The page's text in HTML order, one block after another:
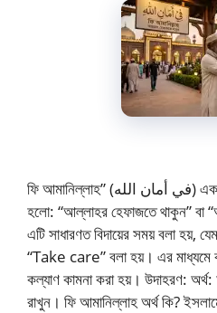
ফি আমানিল্লাহ” (في أمان الله) একটি আরবি বাক্যাংশ। এর অর্থ
হলো: “আল্লাহর হেফাজতে থাকুন” বা
এটি সাধারণত বিদায়ের সময় বলা হয়,
“Take care” বলা হয়। এর মাধ্যমে
কল্যাণ কামনা করা হয়। উদাহরণ:
রাখুন। ফি আমানিল্লাহ অর্থ কি?